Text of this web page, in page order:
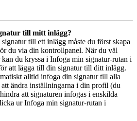
till mitt inlägg?
till ett inlägg måste du först skapa
du via din kontrollpanel. När du väl
kan du kryssa i Infoga min signatur-rutan i
att lägga till din signatur till ditt inlägg.
alltid infoga din signatur till alla
ändra inställningarna i din profil (du
att signaturen infogas i enskilda
ur Infoga min signatur-rutan i